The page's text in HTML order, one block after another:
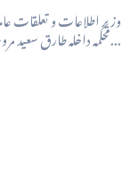
وزیر اطلاعات و تعلقات
محکمہ داخلہ طارق سعید مروت کے ہمراہ محکمہ داخلہ کے زیر...